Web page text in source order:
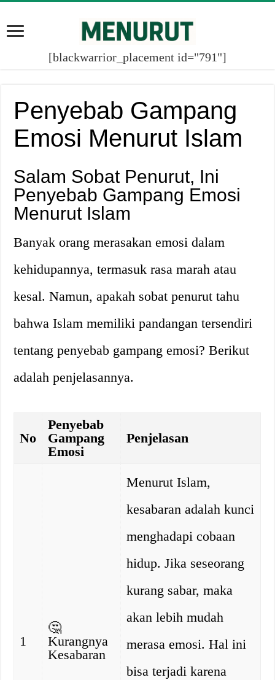
[blackwarrior_placement id="791"]
Penyebab Gampang
Emosi Menurut Islam
Salam Sobat Penurut, Ini
Penyebab Gampang Emosi
Menurut Islam
Banyak orang merasakan emosi dalam
kehidupannya, termasuk rasa marah atau
kesal. Namun, apakah sobat penurut tahu
bahwa Islam memiliki pandangan tersendiri
tentang penyebab gampang emosi? Berikut
adalah penjelasannya.
No
Penyebab
Gampang
Emosi
Penjelasan
1
🤔
Kurangnya
Kesabaran
Menurut Islam,
kesabaran adalah kunci
menghadapi cobaan
hidup. Jika seseorang
kurang sabar, maka
akan lebih mudah
merasa emosi. Hal ini
bisa terjadi karena